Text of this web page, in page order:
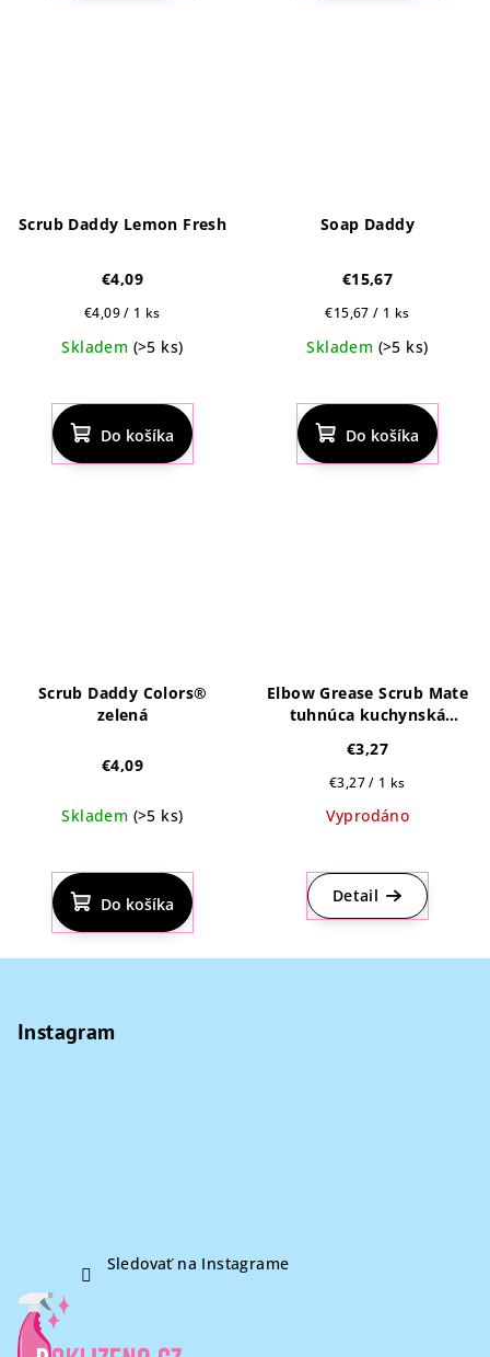
Scrub Daddy Lemon Fresh
€4,09
Jednotková
€4,09 / 1 ks
Skladem (>5 ks)
hodnotenie
produktu
je
4,8
Do košíka
Soap Daddy
€15,67
Jednotková
€15,67 / 1 ks
Skladem (>5 ks)
hodnotenie
produktu
je
4,5
Do košíka
Scrub Daddy Colors®
zelená
€4,09
Skladem (>5 ks)
hodnotenie
produktu
je
4,9
z
Do košíka
Elbow Grease Scrub Mate
tuhnúca kuchynská
€3,27
Jednotková
€3,27 / 1 ks
Vyprodáno
hodnotenie
produktu
je
z
Detail
Instagram
Sledovať na Instagrame